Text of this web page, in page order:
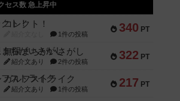
セス数 急上昇中
340 PT
コレクト！
1件の投稿
322 PT
無限まちがいさがし
紹介文あり 2件の投稿
217 PT
ガルフストライク
紹介文あり 1件の投稿